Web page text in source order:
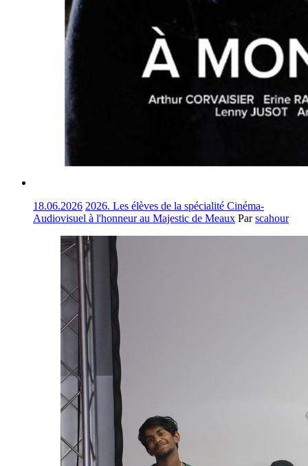
18.06.2026 2026. Les élèves de la spécialité Cinéma-
Audiovisuel à l'honneur au Majestic de Meaux Parscahour